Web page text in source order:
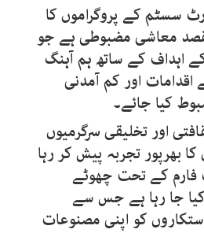
سسٹم کے پروگراموں کا
معاشی مضبوطی ہے جو
وژن 2030 کے اہداف کے ساتھ ہم آہنگ
اقدامات اور کم آمدنی
کیا جائے۔
اور تخلیقی سرگرمیوں
بھرپور تجربہ پیش کر رہا
فارم کے تحت چھوٹے
جا رہا ہے جس سے
دستکاروں کو اپنی مصنوعات